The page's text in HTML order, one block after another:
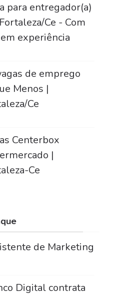
para entregador(a)
Ce - Com
experiência
de emprego
Menos |
Ce
Centerbox
|
Ce
de Marketing
Digital contrata